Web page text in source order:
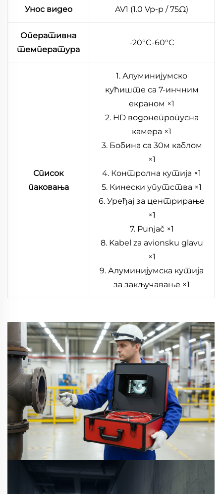
Унос видео AV1 (1.0 Vp-p / 75Ω)
Оперативна
температура
-20°C-60°C
Список
паковања
1. Алуминијумско
кућиште са 7-инчним
екраном ×1
2. HD водонепропусна
камера ×1
3. Бобина са 30м каблом
×1
4. Контролна кутија ×1
5. Кинески упутства ×1
6. Уређај за центрирање
×1
7. Punjač ×1
8. Kabel za avionsku glavu
×1
9. Алуминијумска кутија
за закључавање ×1